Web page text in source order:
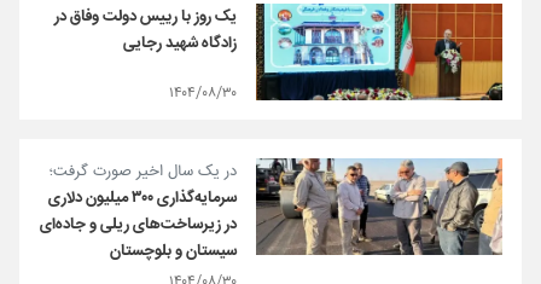
یک روز با رییس دولت وفاق در
زادگاه شهید رجایی
۱۴۰۴/۰۸/۳۰
در یک سال اخیر صورت گرفت؛
سرمایه‌گذاری ۳۰۰ میلیون دلاری
در زیرساخت‌های ریلی و جاده‌ای
سیستان و بلوچستان